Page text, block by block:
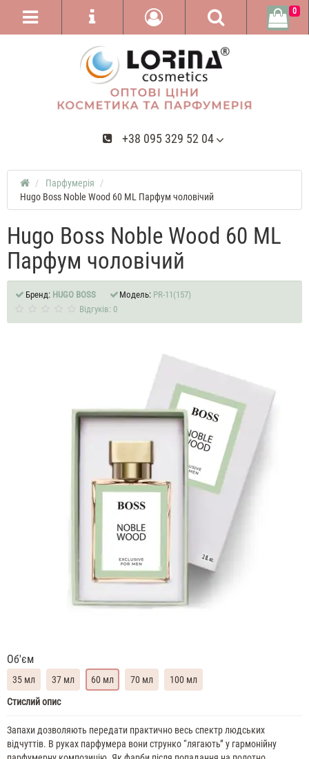
+38 095 329 52 04
0
Парфумерія
Hugo Boss Noble Wood 60 ML Парфум чоловічий
Hugo Boss Noble Wood 60 ML
Парфум чоловічий
Бренд: HUGO BOSS Модель: PR-11(157)
Відгуків: 0
Об'єм
35 мл 37 мл 60 мл 70 мл
100 мл
Hugo
Noble
Wood
35
Стислий опис
Запахи дозволяють передати практично весь спектр людських
відчуттів. В руках парфумера вони струнко “лягають” у гармонійну